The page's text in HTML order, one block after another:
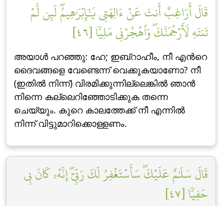
قَالَ أَرَاغِبٌ أَنتَ عَنۡ ءَالِهَتِي يَٰٓإِبۡرَٰهِيمُۖ لَئِن لَّمۡ
تَنتَهِ لَأَرۡجُمَنَّكَۖ وَٱهۡجُرۡنِي مَلِيّٗا [٤٦]
അയാള്‍ പറഞ്ഞു: ഹേ; ഇബ്‌റാഹീം, നീ എന്‍റെ
ദൈവങ്ങളെ വേണ്ടെന്ന് വെക്കുകയാണോ? നീ
(ഇതില്‍ നിന്ന്‌) വിരമിക്കുന്നില്ലെങ്കില്‍ ഞാന്‍
നിന്നെ കല്ലെറിഞ്ഞോടിക്കുക തന്നെ
ചെയ്യും. കുറെ കാലത്തേക്ക് നീ എന്നില്‍
നിന്ന് വിട്ടുമാറിക്കൊള്ളണം.
قَالَ سَلَٰمٌ عَلَيۡكَۖ سَأَسۡتَغۡفِرُ لَكَ رَبِّيٓۖ إِنَّهُۥ كَانَ بِي
حَفِيّٗا [٤٧]